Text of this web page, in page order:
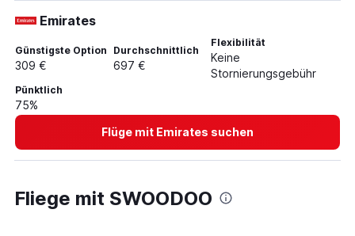
Emirates
Günstigste Option
309 €
Durchschnittlich
697 €
Flexibilität
Keine
Stornierungsgebühr
Pünktlich
75%
Flüge mit Emirates suchen
Fliege mit SWOODOO